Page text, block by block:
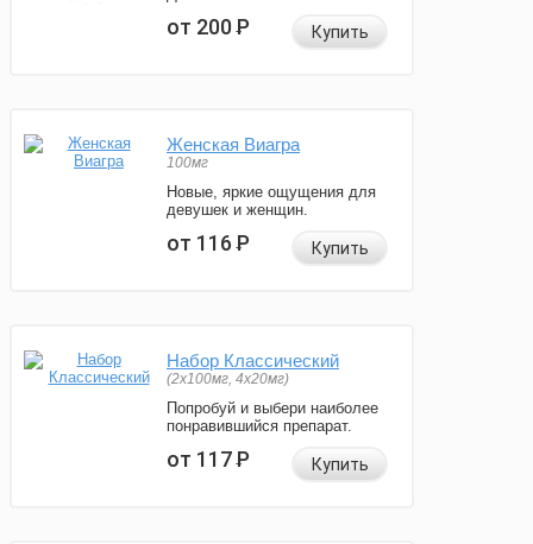
от 200Р Купить
Женская Виагра
100мг
Новые, яркие ощущения для
девушек и женщин.
от 116Р Купить
Набор Классический
(2x100мг, 4x20мг)
Попробуй и выбери наиболее
понравившийся препарат.
от 117Р Купить